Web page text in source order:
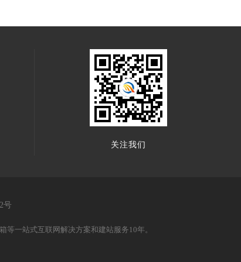
关注我们
号
一站式互联网解决方案和建站服务10年。